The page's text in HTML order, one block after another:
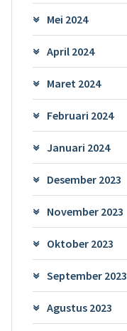
Mei 2024
April 2024
Maret 2024
Februari 2024
Januari 2024
Desember 2023
November 2023
Oktober 2023
September 2023
Agustus 2023